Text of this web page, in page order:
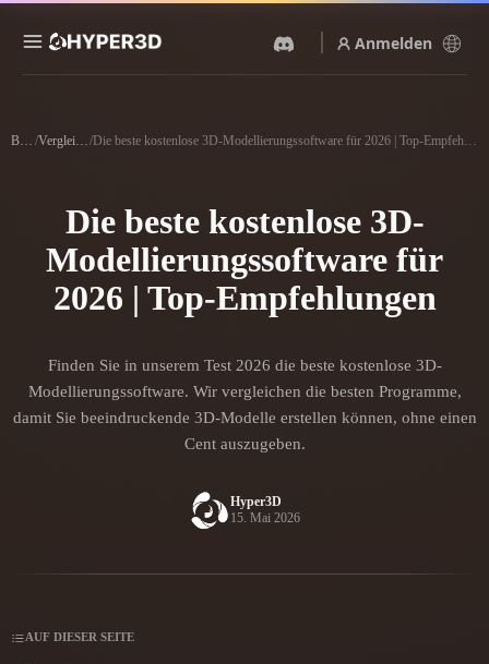
Anmelden
Rodin ChatAvatar
Funktionen
Bild hochladen, sofort ein
Vom Text-Prompt zum 3D-
KI-Videogenerator
Erstelle Videos aus Text oder
KI-Bildgenerator
Generiere hochwertige
API
Binde unsere kreative KI in
deine App oder deinen
Workflow ein.
KI-HDRI-Generator
Ressourcen
Story Forschung Blog
Game
Automotive
NFT Creation
Blog / Vergleiche/ Die beste kostenlose 3D-Modellierungssoftware für 2026 | Top-Empfehlungen
Die beste kostenlose 3D-
Modellierungssoftware für
2026 | Top-Empfehlungen
Finden Sie in unserem Test 2026 die beste kostenlose 3D-
Modellierungssoftware. Wir vergleichen die besten Programme,
damit Sie beeindruckende 3D-Modelle erstellen können, ohne einen
Cent auszugeben.
Hyper3D
15. Mai 2026
AUF DIESER SEITE